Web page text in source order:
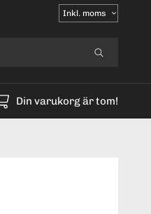
Välj
moms
Din varukorg är tom!